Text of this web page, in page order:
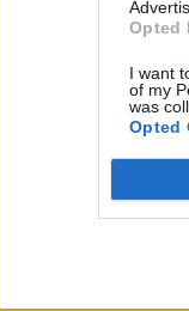
Opted
I want
of my
was
Opted